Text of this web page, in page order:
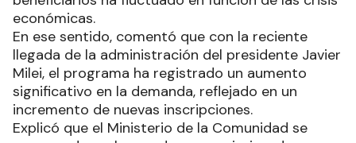
económicas.
En ese sentido, comentó que con la reciente
llegada de la administración del presidente Javier
Milei, el programa ha registrado un aumento
significativo en la demanda, reflejado en un
incremento de nuevas inscripciones.
Explicó que el Ministerio de la Comunidad se